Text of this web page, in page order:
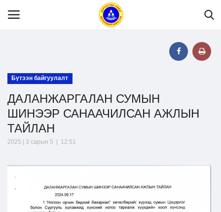
Танилцуулга
МЭДЭЭЛЭЛ
Шилэн данс
Бүтээн байгуулалт
ДАЛАНЖАРГАЛАН СУМЫН
ШИНЭЭР САНААЧИЛСАН АЖЛЫН
ТАЙЛАН
2025 | 3 сарын 5 | 12:51